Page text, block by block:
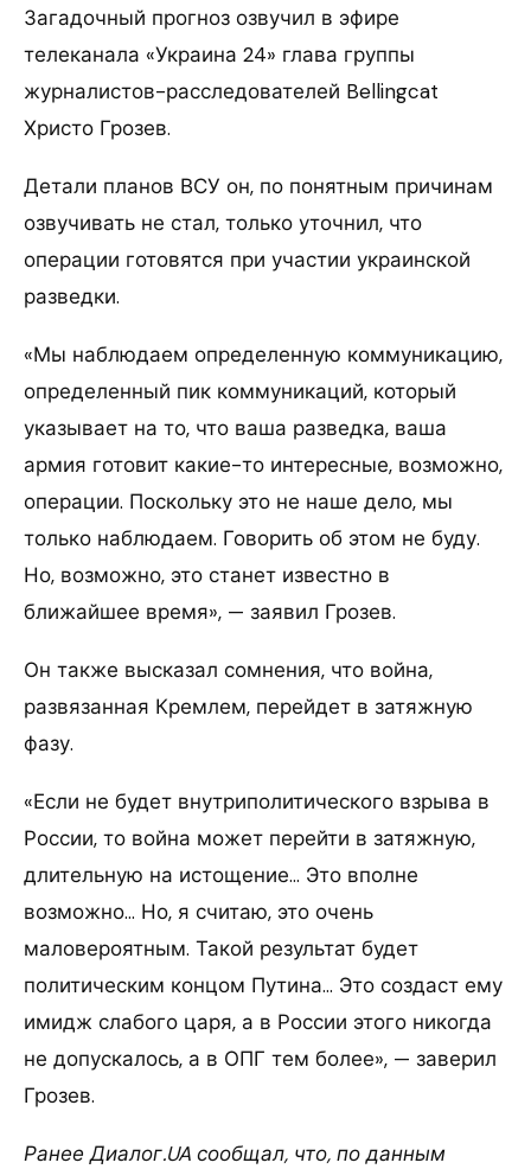
Загадочный прогноз озвучил в эфире
телеканала «Украина 24» глава группы
журналистов-расследователей Bellingcat
Христо Грозев.
Детали планов ВСУ он, по понятным причинам
озвучивать не стал, только уточнил, что
операции готовятся при участии украинской
разведки.
«Мы наблюдаем определенную коммуникацию,
определенный пик коммуникаций, который
указывает на то, что ваша разведка, ваша
армия готовит какие-то интересные, возможно,
операции. Поскольку это не наше дело, мы
только наблюдаем. Говорить об этом не буду.
Но, возможно, это станет известно в
ближайшее время», — заявил Грозев.
Он также высказал сомнения, что война,
развязанная Кремлем, перейдет в затяжную
фазу.
«Если не будет внутриполитического взрыва в
России, то война может перейти в затяжную,
длительную на истощение… Это вполне
возможно… Но, я считаю, это очень
маловероятным. Такой результат будет
политическим концом Путина… Это создаст ему
имидж слабого царя, а в России этого никогда
не допускалось, а в ОПГ тем более», — заверил
Грозев.
Ранее Диалог.UA сообщал, что, по данным